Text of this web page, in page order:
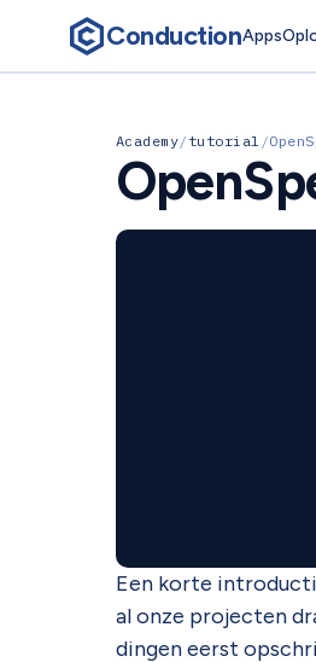
ConductionApps
Academy/tutorial /
Een korte
al onze projecten
dingen eerst